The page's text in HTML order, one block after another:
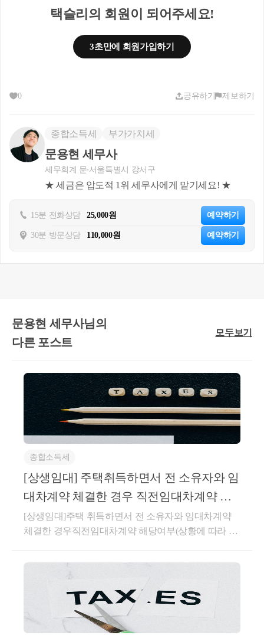
고를 한 경우를 포함한다)을 한 주택으로 한
한다]을 포함한다. 이하 이 조에서 “장기임대
2에 해당하는 주택(이하 “장기어린이집”이라
당 1주택(이하 이 조에서 “거주주택”이라 한
한다)에는 국내에 1개의 주택을 소유하고 있
간임대주택으로 등록하였거나
거나 같은 법 제24조 제2항에 따른 위탁을
그 보유기간 중에 양도한 다른 거주주택(양
는 가장 나중에 양도한 거주주택을 말한다. 이
거주주택(민간임대주택으로 등록한 사실이
을 모두 양도한 후 1주택을 보유하게 된 경우
조에 따른 사업자등록과
「민간임대주택에
자 등록을 한 날,
이 2년 이상일 것
2. 장기임대주택 : 양도일 현재 법 제168조에
택을 「민간임대주택에 관한 특별법」 제5조
임대하고 있으며, 임대보증금 또는 임대료(이
증가율이 100분의 5를 초과하지 않을 것. 이
계약의 체결 또는 약정한 임대료등의 증액이
대사업자가 임대료등의 증액을 청구하면서
환하는 경우에는 「민간임대주택에 관한 특
택을 3개 이상(제1호에 해당하는 주택은 주
소유하고 있는 1세대가 소유하는 주택으로
않는 주택을 말한다.
2. 법 제168조에 따른 사업자등록과
택슬리의 회원이 되어주세요!
3초만에 회원가입하기
0 공유하기 제보하기
종합소득세 부가가치세
문용현 세무사
세무회계 문 서울특별시 강서구
★ 세금은 압도적 1위 세무사에게 맡기세요! ★
15분 전화상담 25,000원 예약하기
30분 방문상담 110,000원 예약하기
문용현 세무사님의
다른 포스트
모두보기
종합소득세
[상생임대] 주택취득하면서 전 소유자와 임
대차계약 체결한 경우 직전임대차계약 해
당여부(상황에 따라 다름)
[상생임대]주택 취득하면서 전 소유자와 임대차계약
체결한 경우직전임대차계약 해당여부(상황에 따라 다
결 이후 잔금 지급 전에 체결한임대차계약이 직전임대
차계약에 해당하는지사전-2026-법규재산-0087등록일
자 : 2026.04.30.생산일자 : 2026.03.16.요지주택 매매계
약을 체결한 후 임대차계약을 체결한 경우로서 주택
취득일 이후 임대기간이 개시되더라도 주택 취득(잔금